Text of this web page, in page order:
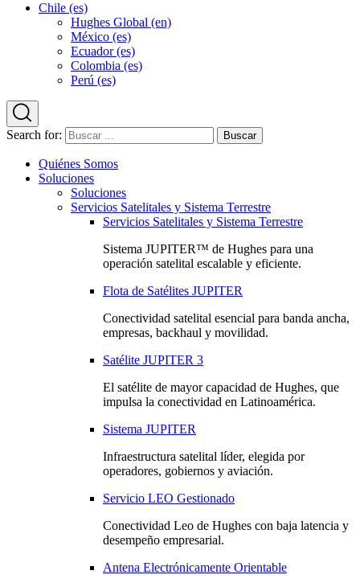
Chile (es)
Hughes Global (en)
México (es)
Ecuador (es)
Colombia (es)
Perú (es)
Search for:
Quiénes Somos
Soluciones
Soluciones
Servicios Satelitales y Sistema Terrestre
Servicios Satelitales y Sistema Terrestre
Sistema JUPITER™ de Hughes para una
operación satelital escalable y eficiente.
Flota de Satélites JUPITER
Conectividad satelital esencial para banda ancha,
empresas, backhaul y movilidad.
Satélite JUPITER 3
El satélite de mayor capacidad de Hughes, que
impulsa la conectividad en Latinoamérica.
Sistema JUPITER
Infraestructura satelital líder, elegida por
operadores, gobiernos y aviación.
Servicio LEO Gestionado
Conectividad Leo de Hughes con baja latencia y
desempeño empresarial.
Antena Electrónicamente Orientable